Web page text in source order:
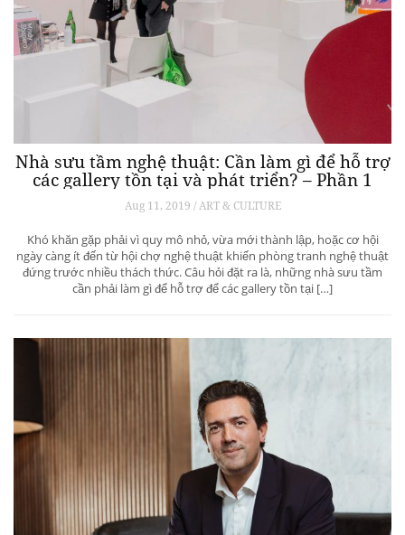
Nhà sưu tầm nghệ thuật: Cần làm gì để hỗ trợ
các gallery tồn tại và phát triển? – Phần 1
Aug 11, 2019 / ART & CULTURE
Khó khăn gặp phải vì quy mô nhỏ, vừa mới thành lập, hoặc cơ hội
ngày càng ít đến từ hội chợ nghệ thuật khiến phòng tranh nghệ thuật
đứng trước nhiều thách thức. Câu hỏi đặt ra là, những nhà sưu tầm
cần phải làm gì để hỗ trợ để các gallery tồn tại […]